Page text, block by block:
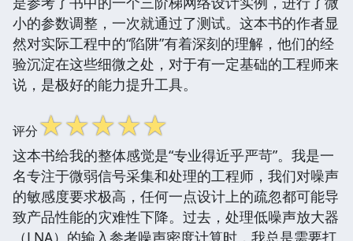
小的参数调整，一次就通过了测试。这本书的作者显
然对实际工程中的“陷阱”有着深刻的理解，他们的经
验沉淀在这些细微之处，对于有一定基础的工程师来
说，是极好的能力提升工具。
评分☆☆☆☆☆
这本书给我的整体感觉是“专业得近乎严苛”。我是一
名专注于微弱信号采集和处理的工程师，我们对噪声
的敏感度要求极高，任何一点设计上的疏忽都可能导
致产品性能的灾难性下降。过去，处理低噪声放大器
（LNA）的输入参考噪声密度计算时，我总是需要打